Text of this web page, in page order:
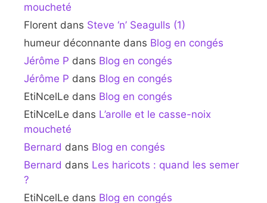
moucheté
Florent dans Steve ‘n’ Seagulls (1)
humeur déconnante dans Blog en congés
Jérôme P dans Blog en congés
Jérôme P dans Blog en congés
EtiNcelLe dans Blog en congés
EtiNcelLe dans L’arolle et le casse-noix
moucheté
Bernard dans Blog en congés
Bernard dans Les haricots : quand les semer
?
EtiNcelLe dans Blog en congés